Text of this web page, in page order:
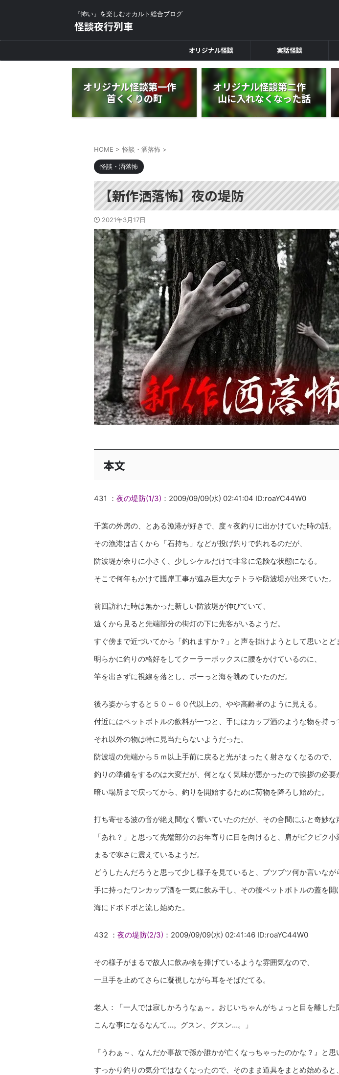
『怖い』を楽しむオカルト総合ブログ
怪談夜行列車
オリジナル怪談 実話怪談
オリジナル怪談第一作
首くくりの町
オリジナル怪談第二作
山に入れなくなった話
HOME > 怪談・洒落怖 >
怪談・洒落怖
【新作洒落怖】夜の堤防
2021年3月17日
本文
431 ： 夜の堤防(1/3) ：2009/09/09(水) 02:41:04 ID:roaYC44W0
千葉の外房の、とある漁港が好きで、度々夜釣りに出かけていた時の話。
その漁港は古くから「石持ち」などが投げ釣りで釣れるのだが、
防波堤が余りに小さく、少しシケルだけで非常に危険な状態になる。
そこで何年もかけて護岸工事が進み巨大なテトラや防波堤が出来ていた。
前回訪れた時は無かった新しい防波堤が伸びていて、
遠くから見ると先端部分の街灯の下に先客がいるようだ。
すぐ傍まで近づいてから「釣れますか？」と声を掛けようとして思いとど
明らかに釣りの格好をしてクーラーボックスに腰をかけているのに、
竿を出さずに視線を落とし、ボーっと海を眺めていたのだ。
後ろ姿からすると５０～６０代以上の、やや高齢者のように見える。
付近にはペットボトルの飲料が一つと、手にはカップ酒のような物を持っ
それ以外の物は特に見当たらないようだった。
防波堤の先端から５ｍ以上手前に戻ると光がまったく射さなくなるので、
釣りの準備をするのは大変だが、何となく気味が悪かったので挨拶の必要
暗い場所まで戻ってから、釣りを開始するために荷物を降ろし始めた。
打ち寄せる波の音が絶え間なく響いていたのだが、その合間にふと奇妙な
「あれ？」と思って先端部分のお年寄りに目を向けると、肩がビクビク小
まるで寒さに震えているようだ。
どうしたんだろうと思って少し様子を見ていると、ブツブツ何か言いなが
手に持ったワンカップ酒を一気に飲み干し、その後ペットボトルの蓋を開
海にドボドボと流し始めた。
432 ： 夜の堤防(2/3) ：2009/09/09(水) 02:41:46 ID:roaYC44W0
その様子がまるで故人に飲み物を捧げているような雰囲気なので、
一旦手を止めてさらに凝視しながら耳をそばだてる。
老人：「一人では寂しかろうなぁ～。おじいちゃんがちょっと目を離した
こんな事になるなんて…。グスン、グスン…。」
『うわぁ～、なんだか事故で孫か誰かが亡くなっちゃったのかな？』と思
すっかり釣りの気分ではなくなったので、そのまま道具をまとめ始めると、